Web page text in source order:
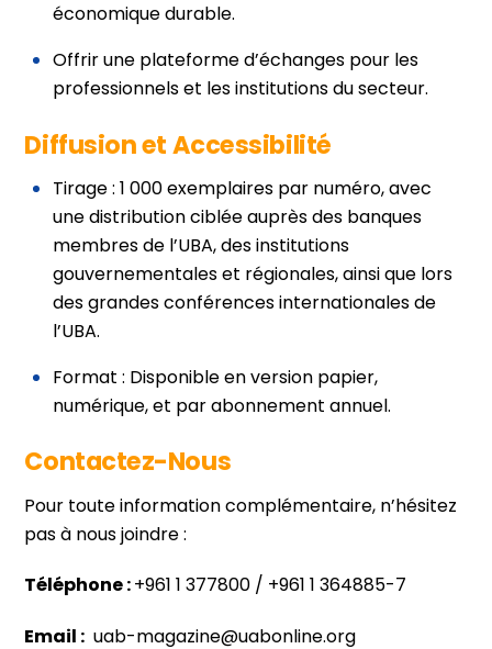
économique durable.
Offrir une plateforme d’échanges pour les
professionnels et les institutions du secteur.
Diffusion et Accessibilité
Tirage : 1 000 exemplaires par numéro, avec
une distribution ciblée auprès des banques
membres de l’UBA, des institutions
gouvernementales et régionales, ainsi que lors
des grandes conférences internationales de
l’UBA.
Format : Disponible en version papier,
numérique, et par abonnement annuel.
Contactez-Nous
Pour toute information complémentaire, n’hésitez
pas à nous joindre :
Téléphone :+961 1 377800 / +961 1 364885-7
Email : uab-magazine@uabonline.org